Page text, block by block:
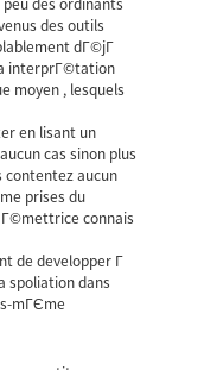
des ordinants
des outils
dГ©jГ
interprГ©tation
moyen , lesquels
en lisant un
cas sinon plus
aucun
prises du
connais
de developper Г
dans
mГЄme